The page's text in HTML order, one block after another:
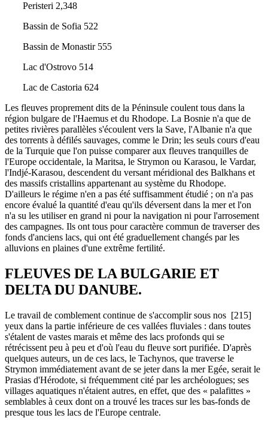
Peristeri 2,348
Bassin de Sofia 522
Bassin de Monastir 555
Lac d'Ostrovo 514
Lac de Castoria 624
Les fleuves proprement dits de la Péninsule coulent tous dans la
région bulgare de l'Haemus et du Rhodope. La Bosnie n'a que de
petites rivières parallèles s'écoulent vers la Save, l'Albanie n'a que
des torrents à défilés sauvages, comme le Drin; les seuls cours d'eau
de la Turquie que l'on puisse comparer aux fleuves tranquilles de
l'Europe occidentale, la Maritsa, le Strymon ou Karasou, le Vardar,
l'Indjé-Karasou, descendent du versant méridional des Balkhans et
des massifs cristallins appartenant au système du Rhodope.
D'ailleurs le régime n'en a pas été suffisamment étudié ; on n'a pas
encore évalué la quantité d'eau qu'ils déversent dans la mer et l'on
n'a su les utiliser en grand ni pour la navigation ni pour l'arrosement
des campagnes. Ils ont tous pour caractère commun de traverser des
fonds d'anciens lacs, qui ont été graduellement changés par les
alluvions en plaines d'une extrême fertilité.
FLEUVES DE LA BULGARIE ET
DELTA DU DANUBE.
Le travail de comblement continue de s'accomplir sous nos [215]
yeux dans la partie inférieure de ces vallées fluviales : dans toutes
s'étalent de vastes marais et même des lacs profonds qui se
rétrécissent peu à peu et d'où l'eau du fleuve sort purifiée. D'après
quelques auteurs, un de ces lacs, le Tachynos, que traverse le
Strymon immédiatement avant de se jeter dans la mer Egée, serait le
Prasias d'Hérodote, si fréquemment cité par les archéologues; ses
villages aquatiques n'étaient autres, en effet, que des « palafittes »
semblables à ceux dont on a trouvé les traces sur les bas-fonds de
presque tous les lacs de l'Europe centrale.